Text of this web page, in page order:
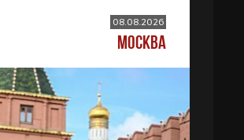
08.08.2026
МОСКВА